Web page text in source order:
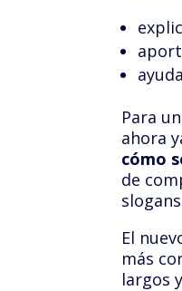
Para
ahora
cómo
de
El
más
largos